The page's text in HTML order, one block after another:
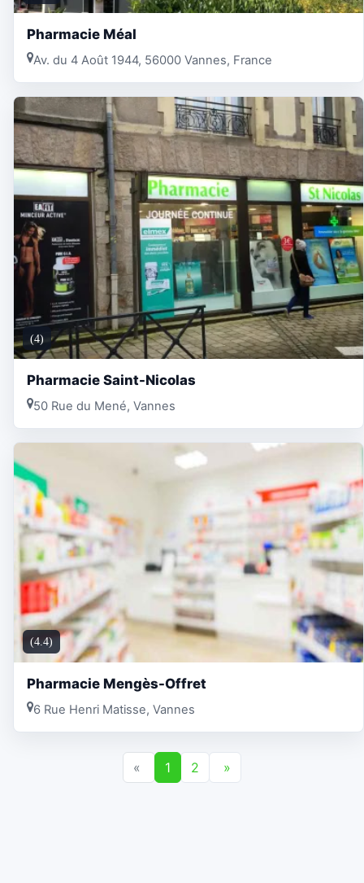
Pharmacie Méal
Av. du 4 Août 1944, 56000 Vannes, France
(4)
Pharmacie Saint-Nicolas
50 Rue du Mené, Vannes
(4.4)
Pharmacie Mengès-Offret
6 Rue Henri Matisse, Vannes
« 1 2 »